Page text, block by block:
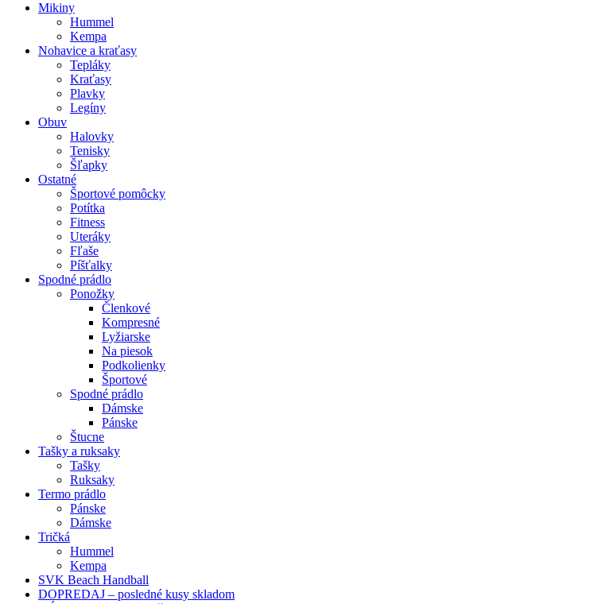
Mikiny
Hummel
Kempa
Nohavice a kraťasy
Tepláky
Kraťasy
Plavky
Legíny
Obuv
Halovky
Tenisky
Šľapky
Ostatné
Športové pomôcky
Potítka
Fitness
Uteráky
Fľaše
Píšťalky
Spodné prádlo
Ponožky
Členkové
Kompresné
Lyžiarske
Na piesok
Podkolienky
Športové
Spodné prádlo
Dámske
Pánske
Štucne
Tašky a ruksaky
Tašky
Ruksaky
Termo prádlo
Pánske
Dámske
Tričká
Hummel
Kempa
SVK Beach Handball
DOPREDAJ – posledné kusy skladom